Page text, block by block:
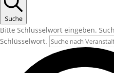
Suche
Bitte Schlüsselwort eingeben.
Schlüsselwort.